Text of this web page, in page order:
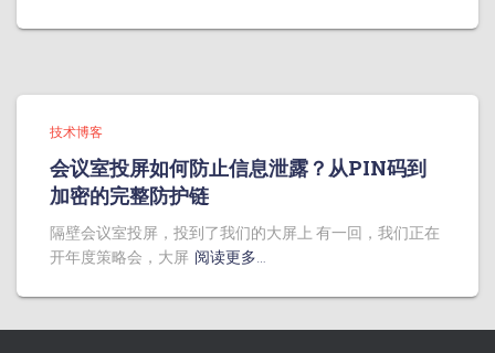
技术博客
会议室投屏如何防止信息泄露？从PIN码到
加密的完整防护链
隔壁会议室投屏，投到了我们的大屏上 有一回，我们正在
开年度策略会，大屏 阅读更多…